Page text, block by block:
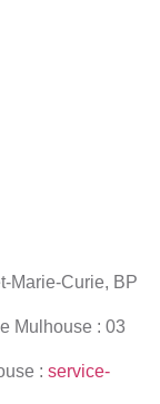
Marie-Curie, BP
Mulhouse : 03
: service-